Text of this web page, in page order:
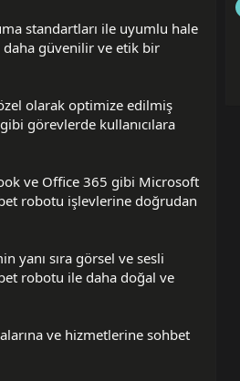
standartları ile uyumlu hale
güvenilir ve etik bir
olarak optimize edilmiş
görevlerde kullanıcılara
ve Office 365 gibi Microsoft
robotu işlevlerine doğrudan
yanı sıra görsel ve sesli
robotu ile daha doğal ve
ve hizmetlerine sohbet